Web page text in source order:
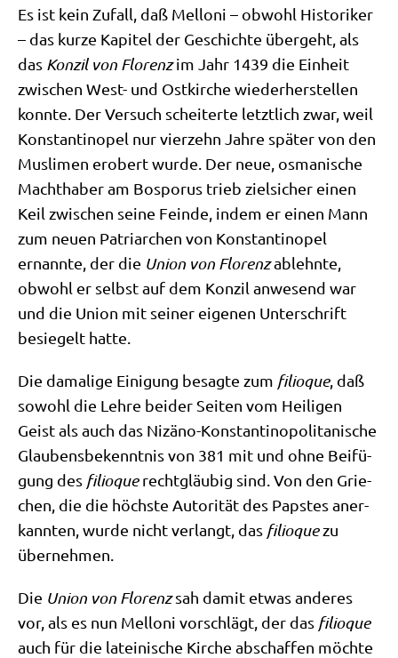
Es ist kein Zufall, daß Mel­lo­ni – obwohl Histo­ri­ker
– das kur­ze Kapi­tel der Geschich­te über­geht, als
das Kon­zil von Flo­renzim Jahr 1439 die Ein­heit
zwi­schen West- und Ost­kir­che wie­der­her­stel­len
konn­te. Der Ver­such schei­ter­te letzt­lich zwar, weil
Kon­stan­ti­no­pel nur vier­zehn Jah­re spä­ter von den
Mus­li­men erobert wur­de. Der neue, osma­ni­sche
Macht­ha­ber am Bos­po­rus trieb ziel­si­cher einen
Keil zwi­schen sei­ne Fein­de, indem er einen Mann
zum neu­en Patri­ar­chen von Kon­stan­ti­no­pel
ernann­te, der die Uni­on von Flo­renzablehn­te,
obwohl er selbst auf dem Kon­zil anwe­send war
und die Uni­on mit sei­ner eige­nen Unter­schrift
besie­gelt hatte.
Die dama­li­ge Eini­gung besag­te zum fili­o­que, daß
sowohl die Leh­re bei­der Sei­ten vom Hei­li­gen
Geist als auch das Niz­ä­no-Kon­stan­ti­no­po­li­ta­ni­sche
Glau­bens­be­kennt­nis von 381 mit und ohne Bei­fü­
gung des fili­o­querecht­gläu­big sind. Von den Grie­
chen, die die höch­ste Auto­ri­tät des Pap­stes aner­
kann­ten, wur­de nicht ver­langt, das fili­o­quezu
übernehmen.
Die Uni­on von Flo­renzsah damit etwas ande­res
vor, als es nun Mel­lo­ni vor­schlägt, der das fili­o­que
auch für die latei­ni­sche Kir­che abschaf­fen möch­te